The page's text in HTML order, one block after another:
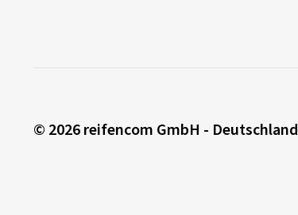
© 2026 reifencom GmbH - Deutschland